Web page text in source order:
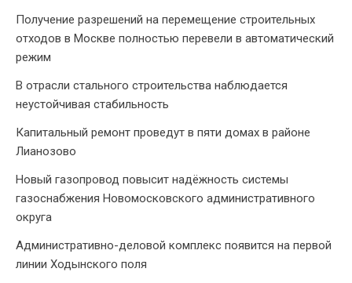
Получение разрешений на перемещение строительных
отходов в Москве полностью перевели в автоматический
режим
В отрасли стального строительства наблюдается
неустойчивая стабильность
Капитальный ремонт проведут в пяти домах в районе
Лианозово
Новый газопровод повысит надёжность системы
газоснабжения Новомосковского административного
округа
Административно-деловой комплекс появится на первой
линии Ходынского поля